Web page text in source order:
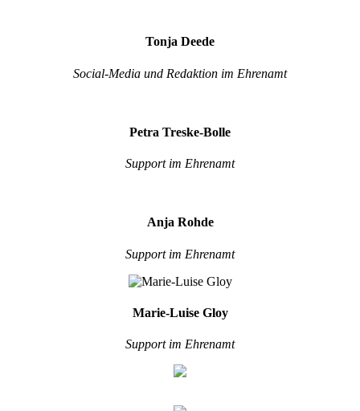
Tonja Deede
Social-Media und Redaktion im Ehrenamt
Petra Treske-Bolle
Support im Ehrenamt
Anja Rohde
Support im Ehrenamt
Marie-Luise Gloy
Support im Ehrenamt